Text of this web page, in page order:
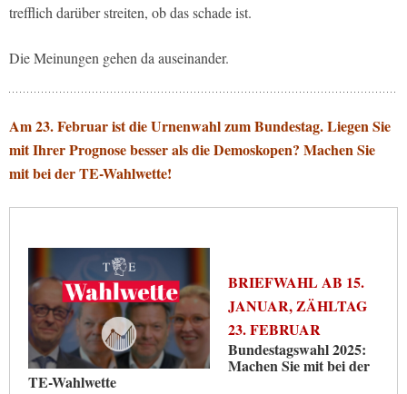
trefflich darüber streiten, ob das schade ist.
Die Meinungen gehen da auseinander.
Am 23. Februar ist die Urnenwahl zum Bundestag. Liegen Sie
mit Ihrer Prognose besser als die Demoskopen? Machen Sie
mit bei der TE-Wahlwette!
BRIEFWAHL AB 15.
JANUAR, ZÄHLTAG
23. FEBRUAR
Bundestagswahl 2025:
Machen Sie mit bei der
TE-Wahlwette